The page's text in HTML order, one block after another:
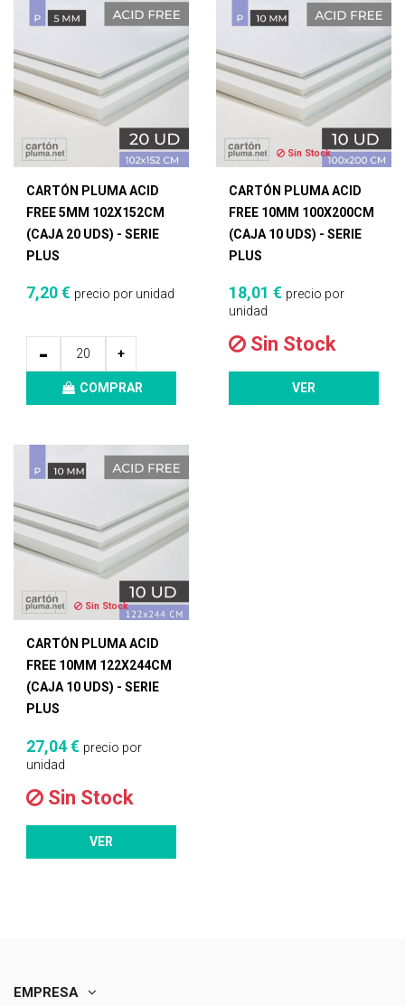
CARTÓN PLUMA ACID
FREE 5MM 102X152CM
(CAJA 20 UDS) - SERIE
PLUS
7,20 € precio por unidad
+
-
COMPRAR
Sin Stock
CARTÓN PLUMA ACID
FREE 10MM 100X200CM
(CAJA 10 UDS) - SERIE
PLUS
18,01 € precio por
unidad
Sin Stock
VER
Sin Stock
CARTÓN PLUMA ACID
FREE 10MM 122X244CM
(CAJA 10 UDS) - SERIE
PLUS
27,04 € precio por
unidad
Sin Stock
VER
EMPRESA